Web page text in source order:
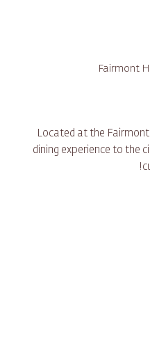
Fairmont
Located at the
dining experience to the